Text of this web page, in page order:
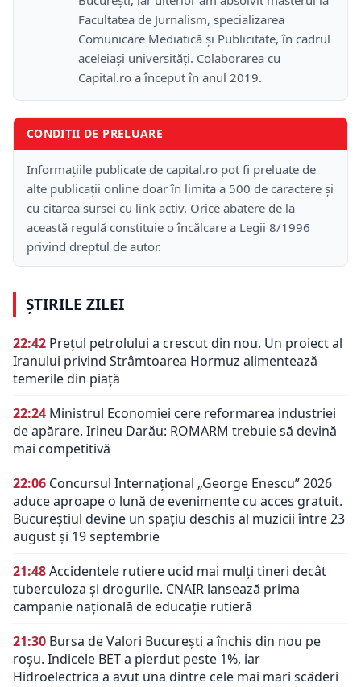
Facultatea de Jurnalism, specializarea
Comunicare Mediatică și Publicitate, în cadrul
aceleiași universități. Colaborarea cu
Capital.ro a început în anul 2019.
CONDIȚII DE PRELUARE
Informațiile publicate de capital.ro pot fi preluate de
alte publicații online doar în limita a 500 de caractere și
cu citarea sursei cu link activ. Orice abatere de la
această regulă constituie o încălcare a Legii 8/1996
privind dreptul de autor.
ȘTIRILE ZILEI
22:42 Prețul petrolului a crescut din nou. Un proiect al
Iranului privind Strâmtoarea Hormuz alimentează
temerile din piață
22:24 Ministrul Economiei cere reformarea industriei
de apărare. Irineu Darău: ROMARM trebuie să devină
mai competitivă
22:06 Concursul Internațional „George Enescu” 2026
aduce aproape o lună de evenimente cu acces gratuit.
Bucureștiul devine un spațiu deschis al muzicii între 23
august și 19 septembrie
21:48Accidentele rutiere ucid mai mulți tineri decât
tuberculoza și drogurile. CNAIR lansează prima
campanie națională de educație rutieră
21:30 Bursa de Valori București a închis din nou pe
roșu. Indicele BET a pierdut peste 1%, iar
Hidroelectrica a avut una dintre cele mai mari scăderi